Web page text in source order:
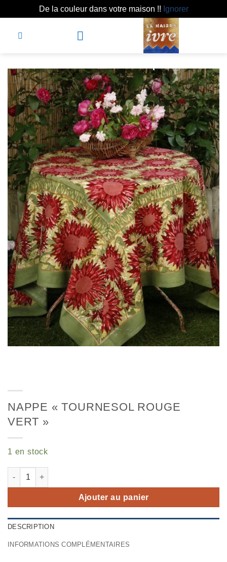
De la couleur dans votre maison !! Ignorer
NAPPE « TOURNESOL ROUGE
VERT »
1 en stock
Ajouter au panier
DESCRIPTION
INFORMATIONS COMPLÉMENTAIRES